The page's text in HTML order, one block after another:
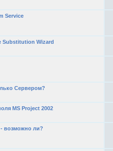
Service
Substitution Wizard
Сервером?
MS Project 2002
- возможно ли?